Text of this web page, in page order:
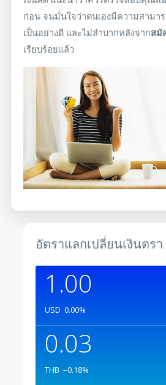
ก่อน จนมั่นใจว่าตนเองมีความสามา
เป็นอย่างดี และไม่ลำบากหลังจากสมั
เรียบร้อยแล้ว
อัตราแลกเปลี่ยนเงินตรา
1.00
USD 0.00%
0.03
THB –0.18%